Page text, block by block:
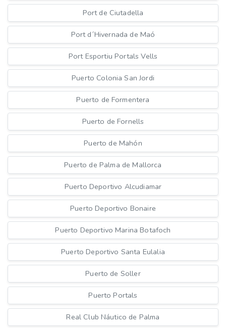
Port de Ciutadella
Port d´Hivernada de Maó
Port Esportiu Portals Vells
Puerto Colonia San Jordi
Puerto de Formentera
Puerto de Fornells
Puerto de Mahón
Puerto de Palma de Mallorca
Puerto Deportivo Alcudiamar
Puerto Deportivo Bonaire
Puerto Deportivo Marina Botafoch
Puerto Deportivo Santa Eulalia
Puerto de Soller
Puerto Portals
Real Club Náutico de Palma